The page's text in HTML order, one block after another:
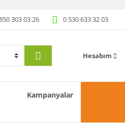
303 03 26 0 530 633 32 03
Hesabım
Kampanyalar